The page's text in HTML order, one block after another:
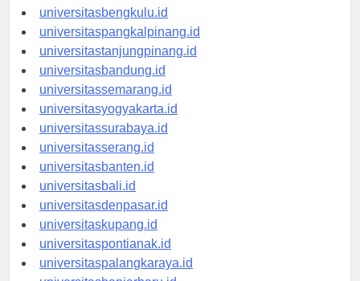
universitaspalembang.id
universitasbengkulu.id
universitaspangkalpinang.id
universitastanjungpinang.id
universitasbandung.id
universitassemarang.id
universitasyogyakarta.id
universitassurabaya.id
universitasserang.id
universitasbanten.id
universitasbali.id
universitasdenpasar.id
universitaskupang.id
universitaspontianak.id
universitaspalangkaraya.id